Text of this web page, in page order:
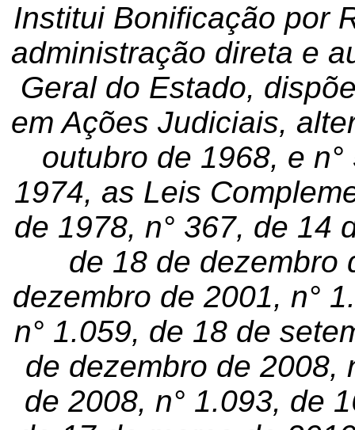
Institui Bonificação por
administração direta e
Geral do Estado,
em Ações Judiciais,
outubro de 1968, e
1974, as Leis
de 1978, n° 367, de 14
de 18 de dezembro
dezembro de 2001, n°
n° 1.059, de 18 de
de dezembro de 2008,
de 2008, n° 1.093, de